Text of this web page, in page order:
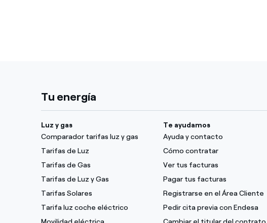
Tu energía
Luz y gas
Comparador tarifas luz y gas
Tarifas de Luz
Tarifas de Gas
Tarifas de Luz y Gas
Tarifas Solares
Tarifa luz coche eléctrico
Te ayudamos
Ayuda y contacto
Cómo contratar
Ver tus facturas
Pagar tus facturas
Registrarse en el Área Cliente
Pedir cita previa con Endesa